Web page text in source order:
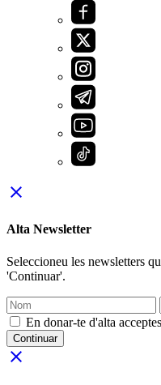
close
Alta Newsletter
Seleccioneu les newsletters
'Continuar'.
En donar-te d'alta
Continuar
close